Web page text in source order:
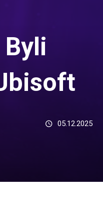
05.12.2025